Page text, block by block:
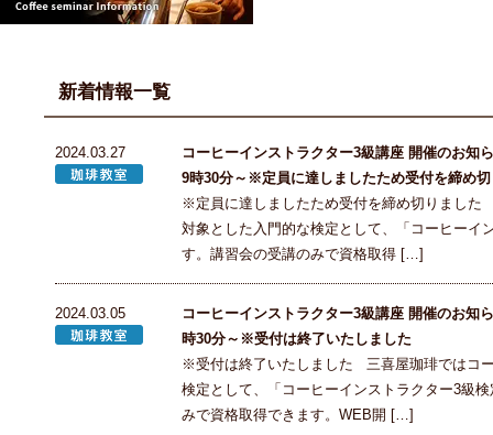
新着情報一覧
2024.03.27
コーヒーインストラクター3級講座 開催のお知
9時30分～※定員に達しましたため受付を締め
※定員に達しましたため受付を締め切りまし
対象とした入門的な検定として、「コーヒーイ
す。講習会の受講のみで資格取得 […]
2024.03.05
コーヒーインストラクター3級講座 開催のお知
時30分～※受付は終了いたしました
※受付は終了いたしました 三喜屋珈琲ではコ
検定として、「コーヒーインストラクター3級
みで資格取得できます。WEB開 […]